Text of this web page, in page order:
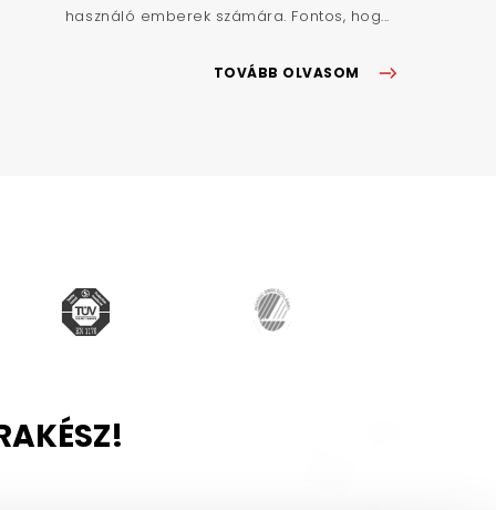
használó emberek számára. Fontos, hog...
TOVÁBB OLVASOM